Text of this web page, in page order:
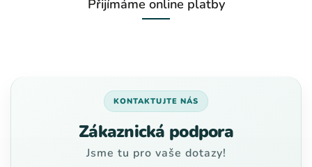
Přijímáme online platby
KONTAKTUJTE NÁS
Zákaznická podpora
Jsme tu pro vaše dotazy!